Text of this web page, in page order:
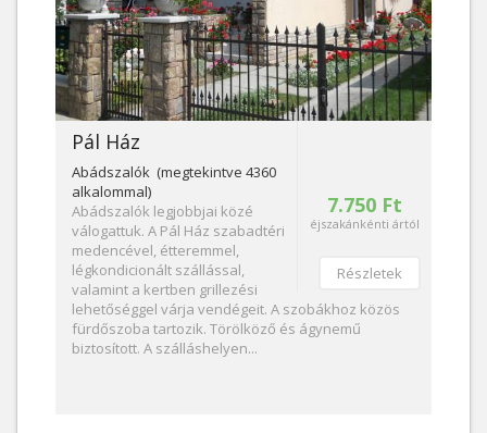
7.750 Ft
éjszakánkénti ártól
Részletek
Pál Ház
Abádszalók (megtekintve 4360
alkalommal)
Abádszalók legjobbjai közé
válogattuk. A Pál Ház szabadtéri
medencével, étteremmel,
légkondicionált szállással,
valamint a kertben grillezési
lehetőséggel várja vendégeit. A szobákhoz közös
fürdőszoba tartozik. Törölköző és ágynemű
biztosított. A szálláshelyen...